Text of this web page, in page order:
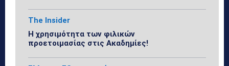
The Insider
Η χρησιμότητα των φιλικών
προετοιμασίας στις Ακαδημίες!